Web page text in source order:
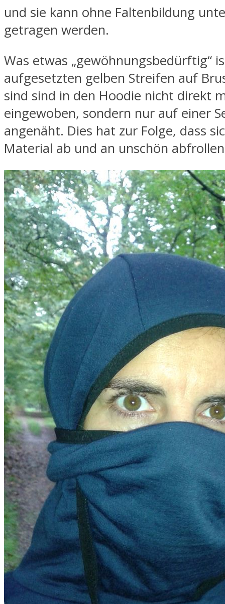
und sie kann ohne Faltenbildung
getragen werden.
Was etwas „gewöhnungsbedürftig“
aufgesetzten gelben Streifen auf
sind sind in den Hoodie nicht direkt
eingewoben, sondern nur auf einer
angenäht. Dies hat zur Folge, dass
Material ab und an unschön